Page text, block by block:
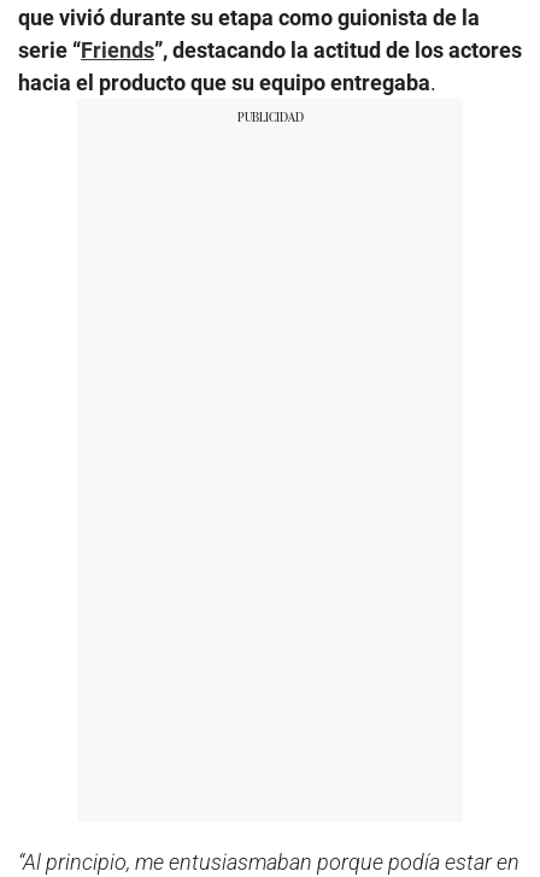
que vivió durante su etapa como guionista de la
serie “Friends”, destacando la actitud de los actores
hacia el producto que su equipo entregaba.
“Al principio, me entusiasmaban porque podía estar en